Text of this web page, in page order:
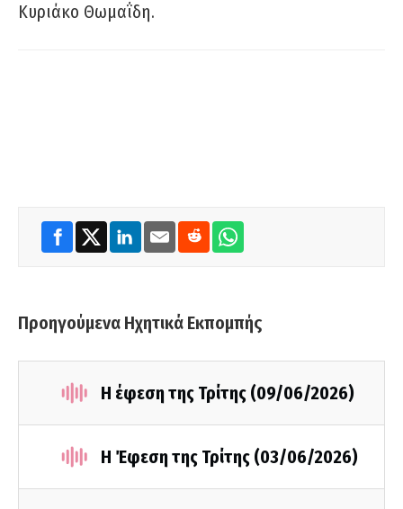
Κυριάκο Θωμαΐδη.
Προηγούμενα Ηχητικά Εκπομπής
Η έφεση της Τρίτης (09/06/2026)
Η Έφεση της Τρίτης (03/06/2026)